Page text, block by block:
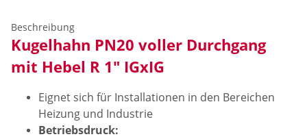
Beschreibung
Kugelhahn PN20 voller Durchgang
mit Hebel R 1" IGxIG
Eignet sich für Installationen in den Bereichen
Heizung und Industrie
Betriebsdruck: